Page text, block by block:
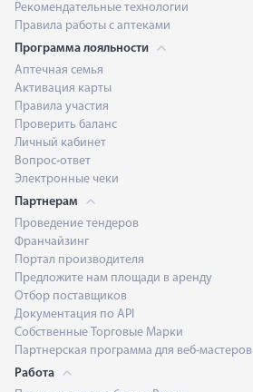
Рекомендательные технологии
Правила работы с аптеками
Программа лояльности
Аптечная семья
Активация карты
Правила участия
Проверить баланс
Личный кабинет
Вопрос-ответ
Электронные чеки
Партнерам
Проведение тендеров
Франчайзинг
Портал производителя
Предложите нам площади в аренду
Отбор поставщиков
Документация по API
Собственные Торговые Марки
Партнерская программа для веб-мастеров
Работа